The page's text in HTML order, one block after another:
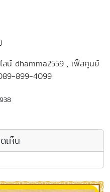
ลน์ dhamma2559 , เฟ็สศูนย์
899-4099
เห็น